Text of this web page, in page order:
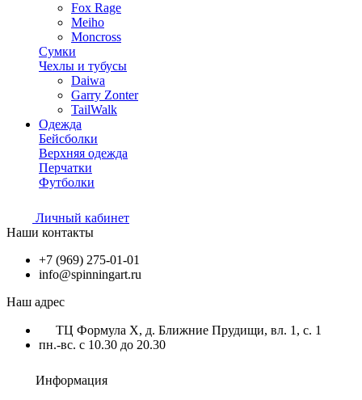
Fox Rage
Meiho
Moncross
Сумки
Чехлы и тубусы
Daiwa
Garry Zonter
TailWalk
Одежда
Бейсболки
Верхняя одежда
Перчатки
Футболки
Личный кабинет
Наши контакты
+7 (969) 275-01-01
info@spinningart.ru
Наш адрес
ТЦ Формула X, д. Ближние Прудищи, вл. 1, с. 1
пн.-вс. с 10.30 до 20.30
Информация